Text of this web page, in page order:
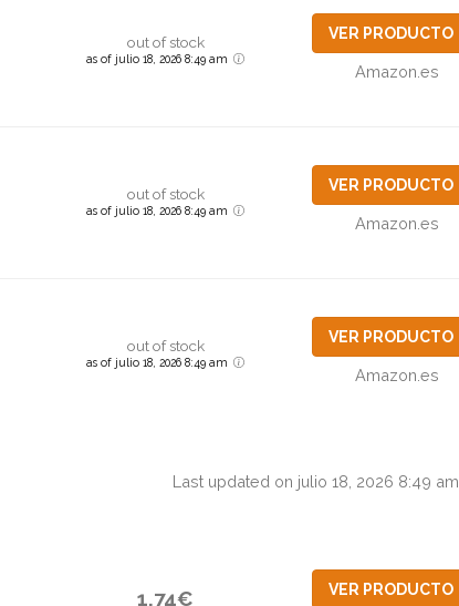
out of stock
as of julio 18, 2026 8:49 am
VER PRODUCTO
Amazon.es
out of stock
as of julio 18, 2026 8:49 am
VER PRODUCTO
Amazon.es
out of stock
as of julio 18, 2026 8:49 am
VER PRODUCTO
Amazon.es
Last updated on julio 18, 2026 8:49 am
1,74€ VER PRODUCTO